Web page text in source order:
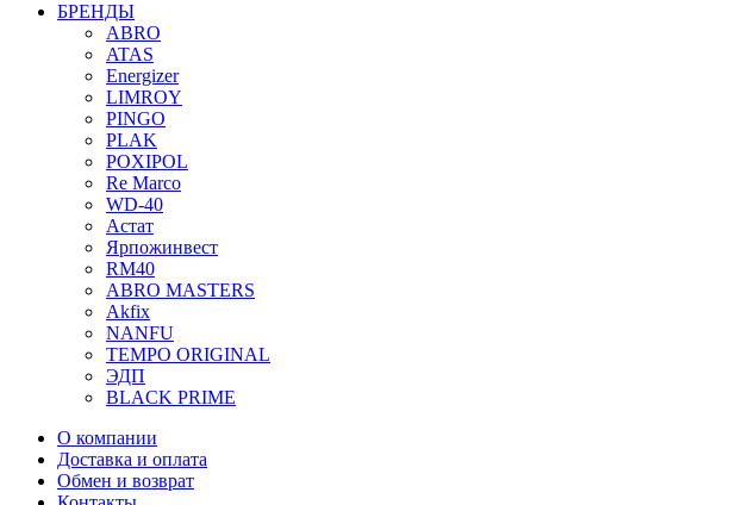
БРЕНДЫ
ABRO
ATAS
Energizer
LIMROY
PINGO
PLAK
POXIPOL
Re Marco
WD-40
Астат
Ярпожинвест
RM40
ABRO MASTERS
Akfix
NANFU
TEMPO ORIGINAL
ЭДП
BLACK PRIME
О компании
Доставка и оплата
Обмен и возврат